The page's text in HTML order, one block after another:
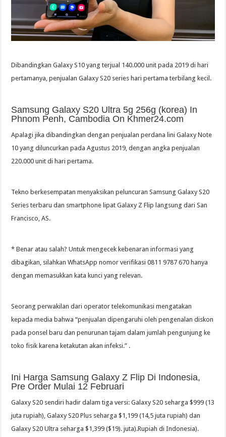
Dibandingkan Galaxy S10 yang terjual 140.000 unit pada 2019 di hari
pertamanya, penjualan Galaxy S20 series hari pertama terbilang kecil.
Samsung Galaxy S20 Ultra 5g 256g (korea) In
Phnom Penh, Cambodia On Khmer24.com
Apalagi jika dibandingkan dengan penjualan perdana lini Galaxy Note
10 yang diluncurkan pada Agustus 2019, dengan angka penjualan
220.000 unit di hari pertama.
Tekno berkesempatan menyaksikan peluncuran Samsung Galaxy S20
Series terbaru dan smartphone lipat Galaxy Z Flip langsung dari San
Francisco, AS.
* Benar atau salah? Untuk mengecek kebenaran informasi yang
dibagikan, silahkan WhatsApp nomor verifikasi 0811 9787 670 hanya
dengan memasukkan kata kunci yang relevan.
Seorang perwakilan dari operator telekomunikasi mengatakan
kepada media bahwa “penjualan dipengaruhi oleh pengenalan diskon
pada ponsel baru dan penurunan tajam dalam jumlah pengunjung ke
toko fisik karena ketakutan akan infeksi.” .
Ini Harga Samsung Galaxy Z Flip Di Indonesia,
Pre Order Mulai 12 Februari
Galaxy S20 sendiri hadir dalam tiga versi: Galaxy S20 seharga $999 (13
juta rupiah), Galaxy S20 Plus seharga $1,199 (14,5 juta rupiah) dan
Galaxy S20 Ultra seharga $1,399 ($19). juta).Rupiah di Indonesia).